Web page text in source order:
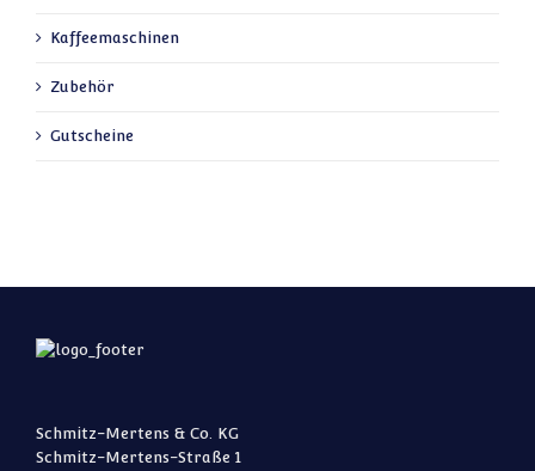
Kaffeemaschinen
Zubehör
Gutscheine
Schmitz-Mertens & Co. KG
Schmitz-Mertens-Straße 1